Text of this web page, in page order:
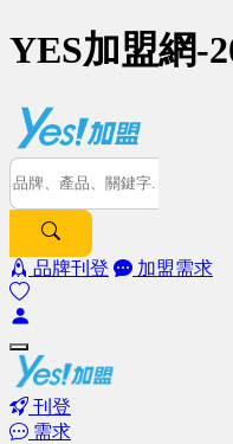
YES加盟網-
品牌刊登 加盟需求
刊登
需求